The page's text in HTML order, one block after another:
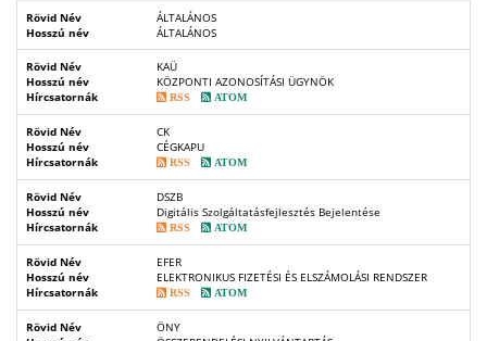
Rövid Név
ÁLTALÁNOS
Hosszú név
ÁLTALÁNOS
Rövid Név
KAÜ
Hosszú név
KÖZPONTI AZONOSÍTÁSI ÜGYNÖK
Hírcsatornák
RSS ATOM
Rövid Név
CK
Hosszú név
CÉGKAPU
Hírcsatornák
RSS ATOM
Rövid Név
DSZB
Hosszú név
Digitális Szolgáltatásfejlesztés Bejelentése
Hírcsatornák
RSS ATOM
Rövid Név
EFER
Hosszú név
ELEKTRONIKUS FIZETÉSI ÉS ELSZÁMOLÁSI RENDSZER
Hírcsatornák
RSS ATOM
Rövid Név
ÖNY